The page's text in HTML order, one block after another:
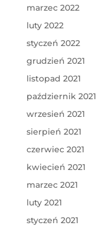
marzec 2022
luty 2022
styczeń 2022
grudzień 2021
listopad 2021
październik 2021
wrzesień 2021
sierpień 2021
czerwiec 2021
kwiecień 2021
marzec 2021
luty 2021
styczeń 2021